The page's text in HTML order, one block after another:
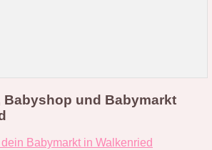
Babyshop und Babymarkt
Babymarkt in Walkenried